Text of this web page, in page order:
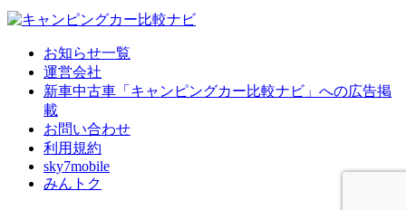
お知らせ一覧
運営会社
新車中古車「キャンピングカー比較ナビ」への広告掲
載
お問い合わせ
利用規約
sky7mobile
みんトク